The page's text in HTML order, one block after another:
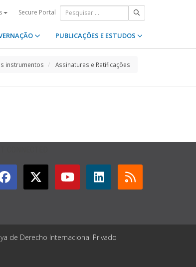
Secure Portal
PUBLICAÇÕES E ESTUDOS
instrumentos Assinaturas e Ratificações
de Derecho Internacional Privado